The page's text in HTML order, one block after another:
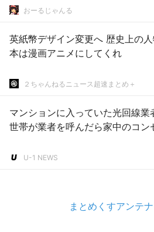
おーるじゃんる
英紙幣デザイン変更へ 歴史上の人
本は漫画アニメにしてくれ
２ちゃんねるニュース超速まとめ＋
マンションに入っていた光回線業
世帯が業者を呼んだら家中のコ
U-1 NEWS
まとめくすアンテ